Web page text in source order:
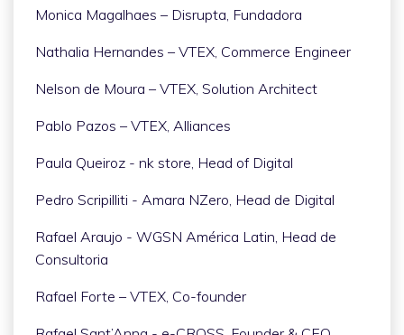
Monica Magalhaes – Disrupta, Fundadora
Nathalia Hernandes – VTEX, Commerce Engineer
Nelson de Moura – VTEX, Solution Architect
Pablo Pazos – VTEX, Alliances
Paula Queiroz - nk store, Head of Digital
Pedro Scripilliti - Amara NZero, Head de Digital
Rafael Araujo - WGSN América Latin, Head de
Consultoria
Rafael Forte – VTEX, Co-founder